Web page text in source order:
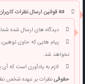
📜 قوانین ارسال نظرات کاربران
دیدگاه های ارسال شده
پیام هایی که حاوی توهین،
نخواهد شد.
لازم به یادآوری است که
حقوقینظرات بر عهده شخص نظر